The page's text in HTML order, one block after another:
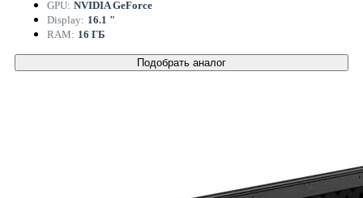
GPU: NVIDIA GeForce
Display: 16.1 "
RAM: 16 ГБ
Подобрать аналог